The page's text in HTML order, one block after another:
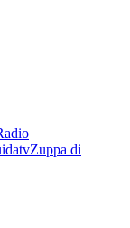
Zuppa di